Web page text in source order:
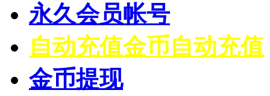
永久会员帐号
自动充值金币自动充值
金币提现